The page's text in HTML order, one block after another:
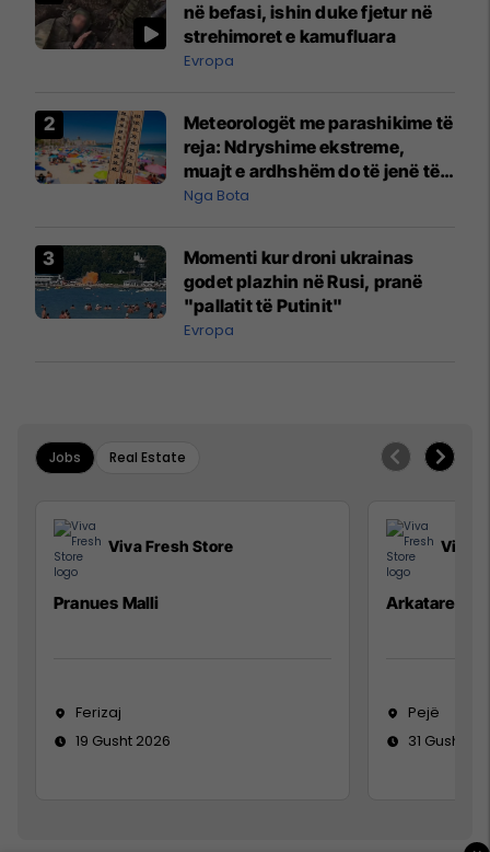
në befasi, ishin duke fjetur në
strehimoret e kamufluara
Evropa
Meteorologët me parashikime të
reja: Ndryshime ekstreme,
muajt e ardhshëm do të jenë të
pazakontë
Nga Bota
Momenti kur droni ukrainas
godet plazhin në Rusi, pranë
"pallatit të Putinit"
Evropa
Jobs Real Estate
Viva Fresh Store
Pranues Malli
Ferizaj
19 Gusht 2026
Viva
Arkatare
Pejë
31 Gusht